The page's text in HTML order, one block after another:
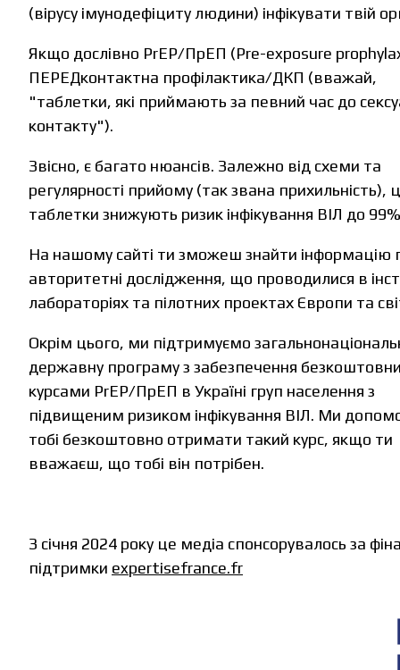
(вірусу імунодефіциту людини) інфікувати твій
Якщо дослівно PrEP/ПрЕП (Pre-exposure
ПЕРЕДконтактна профілактика/ДКП (вважай,
"таблетки, які приймають за певний час до
контакту").
Звісно, є багато нюансів. Залежно від схеми та
регулярності прийому (так звана прихильність),
таблетки знижують ризик інфікування ВІЛ до
На нашому сайті ти зможеш знайти інформацію
авторитетні дослідження, що проводилися в
лабораторіях та пілотних проектах Європи та
Окрім цього, ми підтримуємо
державну програму з забезпечення
курсами PrEP/ПрЕП в Україні груп населення з
підвищеним ризиком інфікування ВІЛ. Ми
тобі безкоштовно отримати такий курс, якщо ти
вважаєш, що тобі він потрібен.
З січня 2024 року це медіа спонсорувалось за
підтримки expertisefrance.fr